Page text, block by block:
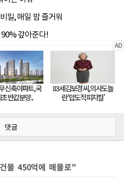
댓글
물 450억에 매물로"